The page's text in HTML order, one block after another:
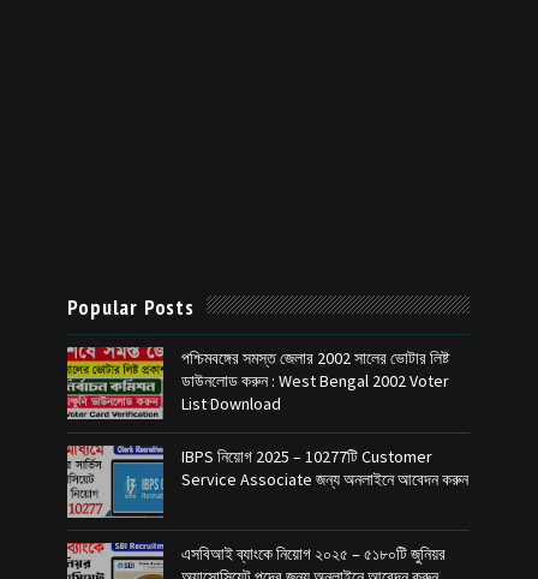
Popular Posts
পশ্চিমবঙ্গের সমস্ত জেলার 2002 সালের ভোটার লিষ্ট
ডাউনলোড করুন : West Bengal 2002 Voter
List Download
IBPS নিয়োগ 2025 – 10277টি Customer
Service Associate জন্য অনলাইনে আবেদন করুন
এসবিআই ব্যাংকে নিয়োগ ২০২৫ – ৫১৮০টি জুনিয়র